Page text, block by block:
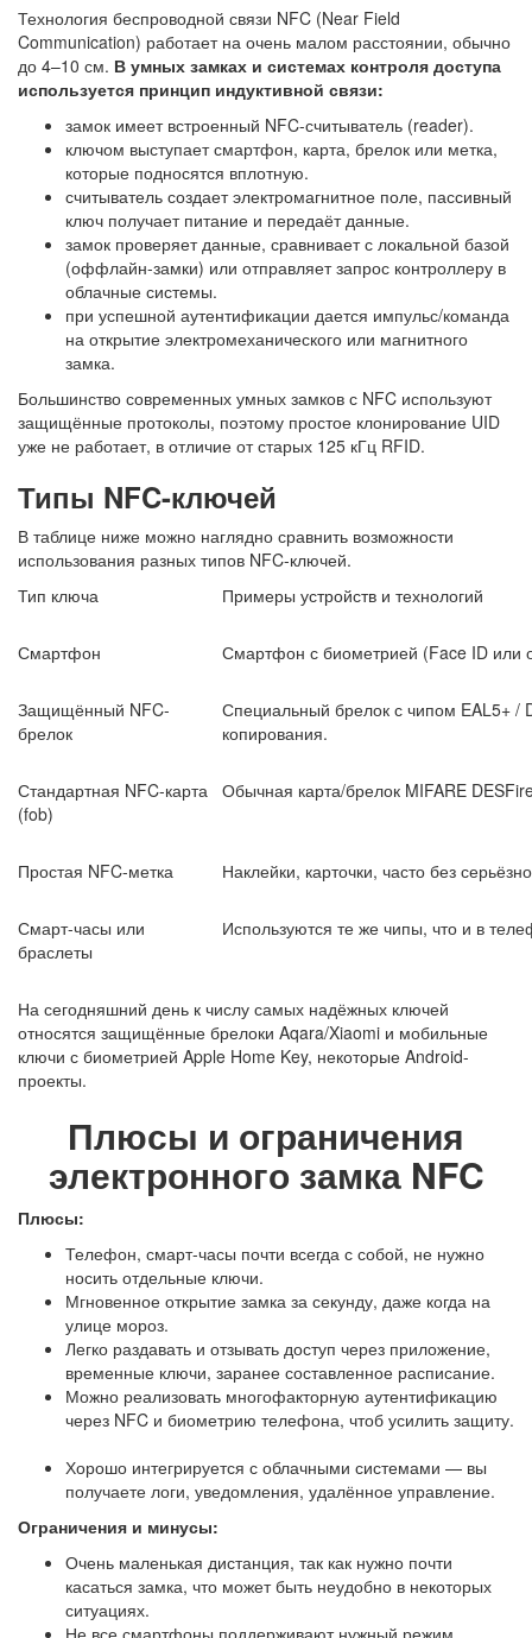
Технология беспроводной связи NFC (Near Field
Communication) работает на очень малом расстоянии, обычно
до 4–10 см. В умных замках и системах контроля доступа
используется принцип индуктивной связи:
замок имеет встроенный NFC-считыватель (reader).
ключом выступает смартфон, карта, брелок или метка,
которые подносятся вплотную.
считыватель создает электромагнитное поле, пассивный
ключ получает питание и передаёт данные.
замок проверяет данные, сравнивает с локальной базой
(оффлайн-замки) или отправляет запрос контроллеру в
облачные системы.
при успешной аутентификации дается импульс/команда
на открытие электромеханического или магнитного
замка.
Большинство современных умных замков с NFC используют
защищённые протоколы, поэтому простое клонирование UID
уже не работает, в отличие от старых 125 кГц RFID.
Типы NFC-ключей
В таблице ниже можно наглядно сравнить возможности
использования разных типов NFC-ключей.
Тип ключа
Примеры устройств и технологий
Смартфон Смартфон с биометрией (Face ID или
Защищённый NFC-
брелок
Специальный брелок с чипом EAL5+
копирования.
Стандартная NFC-карта
(fob)
Обычная карта/брелок MIFARE
Простая NFC-метка Наклейки, карточки, часто без
Смарт-часы или
браслеты
Используются те же чипы, что и в
На сегодняшний день к числу самых надёжных ключей
относятся защищённые брелоки Aqara/Xiaomi и мобильные
ключи с биометрией Apple Home Key, некоторые Android-
проекты.
Плюсы и ограничения
электронного замка NFC
Плюсы:
Телефон, смарт-часы почти всегда с собой, не нужно
носить отдельные ключи.
Мгновенное открытие замка за секунду, даже когда на
улице мороз.
Легко раздавать и отзывать доступ через приложение,
временные ключи, заранее составленное расписание.
Можно реализовать многофакторную аутентификацию
через NFC и биометрию телефона, чтоб усилить защиту.
Хорошо интегрируется с облачными системами — вы
получаете логи, уведомления, удалённое управление.
Ограничения и минусы:
Очень маленькая дистанция, так как нужно почти
касаться замка, что может быть неудобно в некоторых
ситуациях.
Не все смартфоны поддерживают нужный режим,